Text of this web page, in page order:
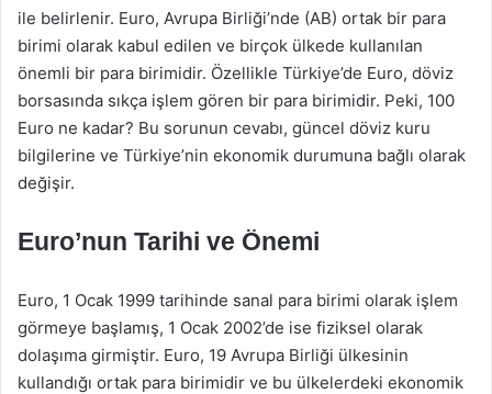
ile belirlenir. Euro, Avrupa Birliği’nde (AB) ortak bir para
birimi olarak kabul edilen ve birçok ülkede kullanılan
önemli bir para birimidir. Özellikle Türkiye’de Euro, döviz
borsasında sıkça işlem gören bir para birimidir. Peki, 100
Euro ne kadar? Bu sorunun cevabı, güncel döviz kuru
bilgilerine ve Türkiye’nin ekonomik durumuna bağlı olarak
değişir.
Euro’nun Tarihi ve Önemi
Euro, 1 Ocak 1999 tarihinde sanal para birimi olarak işlem
görmeye başlamış, 1 Ocak 2002’de ise fiziksel olarak
dolaşıma girmiştir. Euro, 19 Avrupa Birliği ülkesinin
kullandığı ortak para birimidir ve bu ülkelerdeki ekonomik